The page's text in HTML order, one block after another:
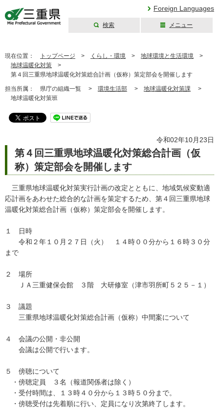
Foreign Languages
検索 メニュー
現在位置： トップページ > くらし・環境 > 地球環境と生活環境 >
地球温暖化対策 >
第４回三重県地球温暖化対策総合計画（仮称）策定部会を開催します
担当所属： 県庁の組織一覧 > 環境生活部 > 地球温暖化対策課 >
地球温暖化対策班
令和02年10月23日
第４回三重県地球温暖化対策総合計画（仮
称）策定部会を開催します
三重県地球温暖化対策実行計画の改定とともに、地域気候変動適
応計画をあわせた総合的な計画を策定するため、第４回三重県地球
温暖化対策総合計画（仮称）策定部会を開催します。
１ 日時
令和２年１０月２７日（火） １４時００分から１６時３０分
まで
２ 場所
ＪＡ三重健保会館 ３階 大研修室（津市羽所町５２５－１）
３ 議題
三重県地球温暖化対策総合計画（仮称）中間案について
４ 会議の公開・非公開
会議は公開で行います。
５ 傍聴について
・傍聴定員 ３名（報道関係者は除く）
・受付時間は、１３時４０分から１３時５０分まで。
・傍聴受付は先着順に行い、定員になり次第終了します。